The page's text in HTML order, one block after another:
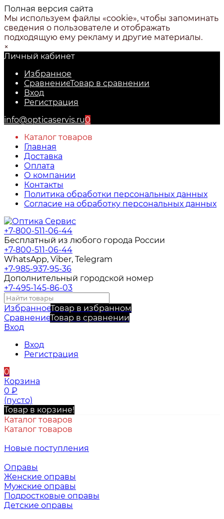
Полная версия сайта
Мы используем файлы «cookie», чтобы запоминать
сведения о пользователе и отображать
подходящую ему рекламу и другие материалы.
×
Личный кабинет
Избранное
СравнениеТовар в сравнении
Вход
Регистрация
info@opticaservis.ru0
Каталог товаров
Главная
Доставка
Оплата
О компании
Контакты
Политика обработки персональных данных
Согласие на обработку персональных данных
+7-800-511-06-44
Бесплатный из любого города России
+7-800-511-06-44
WhatsApp, Viber, Telegram
+7-985-937-95-36
Дополнительный городской номер
+7-495-145-86-03
ИзбранноеТовар в избранном
СравнениеТовар в сравнении
Вход
Вход
Регистрация
0
Корзина
0 ₽
(пусто)
Товар в корзине!
Каталог товаров
Каталог товаров
Новые поступления
Оправы
Женские оправы
Мужские оправы
Подростковые оправы
Детские оправы